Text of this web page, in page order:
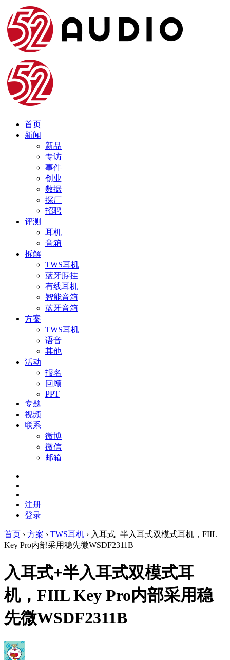
首页
新闻
新品
专访
事件
创业
数据
探厂
招聘
评测
耳机
音箱
拆解
TWS耳机
蓝牙脖挂
有线耳机
智能音箱
蓝牙音箱
方案
TWS耳机
语音
其他
活动
报名
回顾
PPT
专题
视频
联系
微博
微信
邮箱
注册
登录
首页 › 方案 › TWS耳机 › 入耳式+半入耳式双模式耳机，FIIL
Key Pro内部采用稳先微WSDF2311B
入耳式+半入耳式双模式耳
机，FIIL Key Pro内部采用稳
先微WSDF2311B